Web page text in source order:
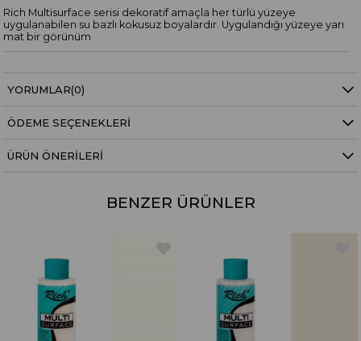
Rich Multisurface serisi dekoratif amaçla her türlü yüzeye
uygulanabilen su bazlı kokusuz boyalardır. Uygulandığı yüzeye yarı
mat bir görünüm
YORUMLAR(0)
ÖDEME SEÇENEKLERI
ÜRÜN ÖNERILERI
BENZER ÜRÜNLER